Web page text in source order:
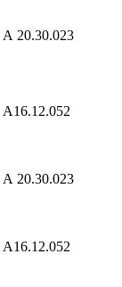
А 20.30.023
A16.12.052
А 20.30.023
A16.12.052